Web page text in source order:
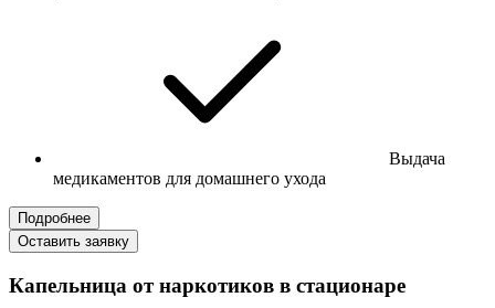
Выдача
медикаментов для домашнего ухода
Подробнее
Оставить заявку
Капельница от наркотиков в стационаре